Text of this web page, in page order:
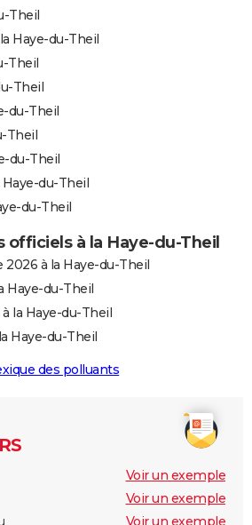
Theil
Haye-du-Theil
Theil
Theil
du-Theil
Theil
du-Theil
du-Theil
du-Theil
officiels à la Haye-du-Theil
à la Haye-du-Theil
Haye-du-Theil
la Haye-du-Theil
Haye-du-Theil
des polluants
Voir un exemple
Voir un exemple
Voir un exemple